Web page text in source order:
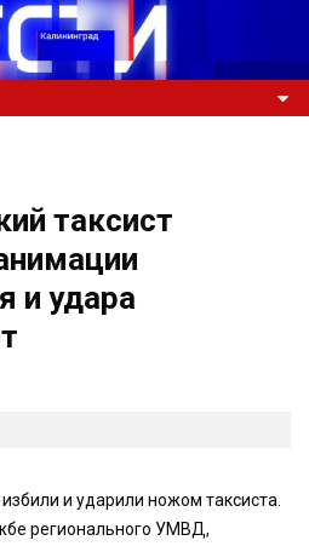
таксист
и удара
и ударили ножом таксиста.
регионального УМВД,